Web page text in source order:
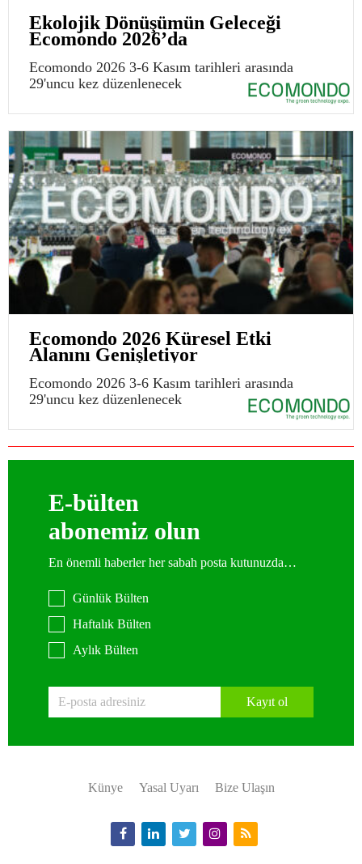
Ekolojik Dönüşümün Geleceği
Ecomondo 2026’da
Ecomondo 2026 3-6 Kasım tarihleri arasında
29'uncu kez düzenlenecek
Ecomondo 2026 Küresel Etki
Alanını Genişletiyor
Ecomondo 2026 3-6 Kasım tarihleri arasında
29'uncu kez düzenlenecek
E-bülten
abonemiz olun
En önemli haberler her sabah posta kutunuzda…
Günlük Bülten
Haftalık Bülten
Aylık Bülten
Kayıt ol
Künye Yasal Uyarı Bize Ulaşın